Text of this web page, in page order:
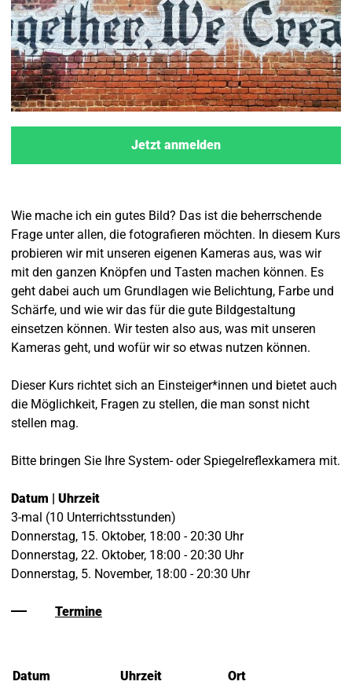
Jetzt anmelden
Wie mache ich ein gutes Bild? Das ist die beherrschende
Frage unter allen, die fotografieren möchten. In diesem Kurs
probieren wir mit unseren eigenen Kameras aus, was wir
mit den ganzen Knöpfen und Tasten machen können. Es
geht dabei auch um Grundlagen wie Belichtung, Farbe und
Schärfe, und wie wir das für die gute Bildgestaltung
einsetzen können. Wir testen also aus, was mit unseren
Kameras geht, und wofür wir so etwas nutzen können.
Dieser Kurs richtet sich an Einsteiger*innen und bietet auch
die Möglichkeit, Fragen zu stellen, die man sonst nicht
stellen mag.
Bitte bringen Sie Ihre System- oder Spiegelreflexkamera mit.
Datum | Uhrzeit
3-mal (10 Unterrichtsstunden)
Donnerstag, 15. Oktober, 18:00 - 20:30 Uhr
Donnerstag, 22. Oktober, 18:00 - 20:30 Uhr
Donnerstag, 5. November, 18:00 - 20:30 Uhr
Termine
Datum Uhrzeit Ort